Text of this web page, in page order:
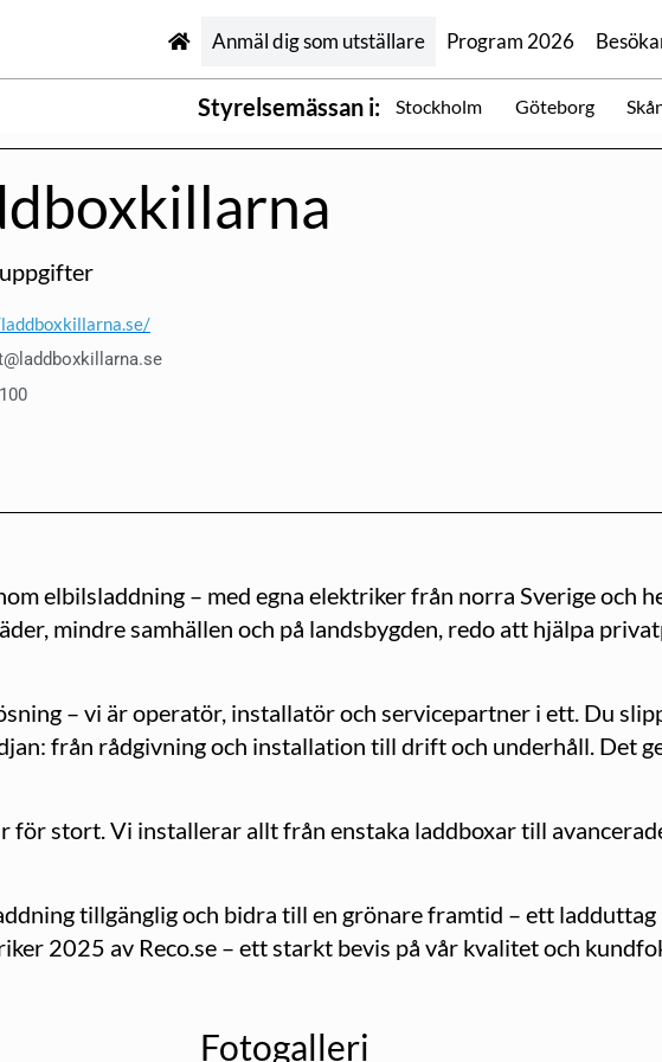
Anmäl dig som utställare Program 2026
Styrelsemässan i: Stockholm Göteborg
elbilsladdning – med egna elektriker från norra Sverige och
mindre samhällen och på landsbygden, redo att hjälpa
– vi är operatör, installatör och servicepartner i ett. Du
från rådgivning och installation till drift och underhåll. Det
för stort. Vi installerar allt från enstaka laddboxar till
tillgänglig och bidra till en grönare framtid – ett ladduttag
2025 av Reco.se – ett starkt bevis på vår kvalitet och
Fotogalleri